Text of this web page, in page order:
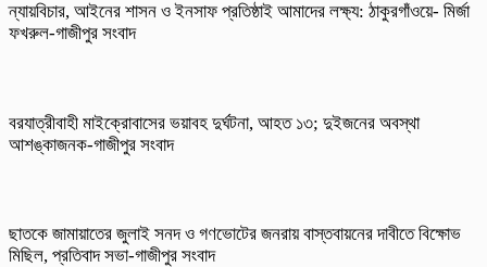
ন্যায়বিচার, আইনের শাসন ও ইনসাফ প্রতিষ্ঠাই আমাদের লক্ষ্য: ঠাকুরগাঁওয়ে- মির্জা
ফখরুল-গাজীপুর সংবাদ
বরযাত্রীবাহী মাইক্রোবাসের ভয়াবহ দুর্ঘটনা, আহত ১৩; দুইজনের অবস্থা
আশঙ্কাজনক-গাজীপুর সংবাদ
ছাতকে জামায়াতের জুলাই সনদ ও গণভোটের জনরায় বাস্তবায়নের দাবীতে বিক্ষোভ
মিছিল, প্রতিবাদ সভা-গাজীপুর সংবাদ